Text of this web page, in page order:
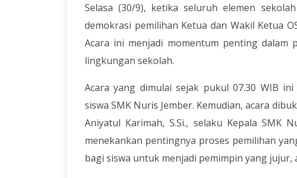
Selasa (30/9), ketika seluruh elemen
demokrasi pemilihan Ketua dan Wakil Ketua
Acara ini menjadi momentum penting dalam
lingkungan sekolah.
Acara yang dimulai sejak pukul 07.30 WIB
siswa SMK Nuris Jember. Kemudian, acara
Aniyatul Karimah, S.Si., selaku Kepala SMK
menekankan pentingnya proses pemilihan
bagi siswa untuk menjadi pemimpin yang jujur,